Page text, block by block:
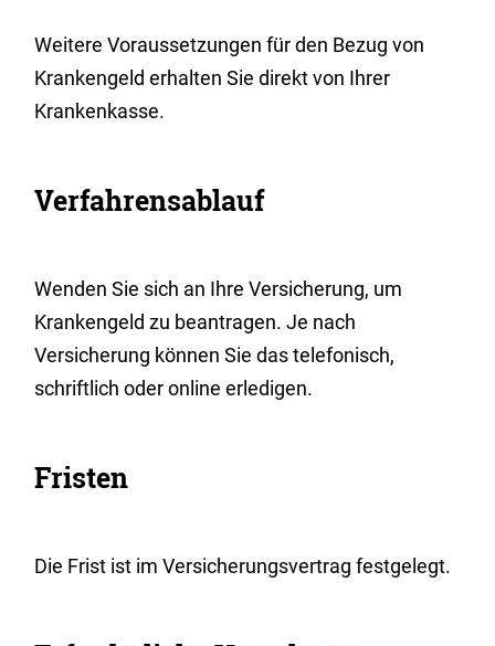
Weitere Voraussetzungen für den Bezug von
Krankengeld erhalten Sie direkt von Ihrer
Krankenkasse.
Verfahrensablauf
Wenden Sie sich an Ihre Versicherung, um
Krankengeld zu beantragen. Je nach
Versicherung können Sie das telefonisch,
schriftlich oder online erledigen.
Fristen
Die Frist ist im Versicherungsvertrag festgelegt.